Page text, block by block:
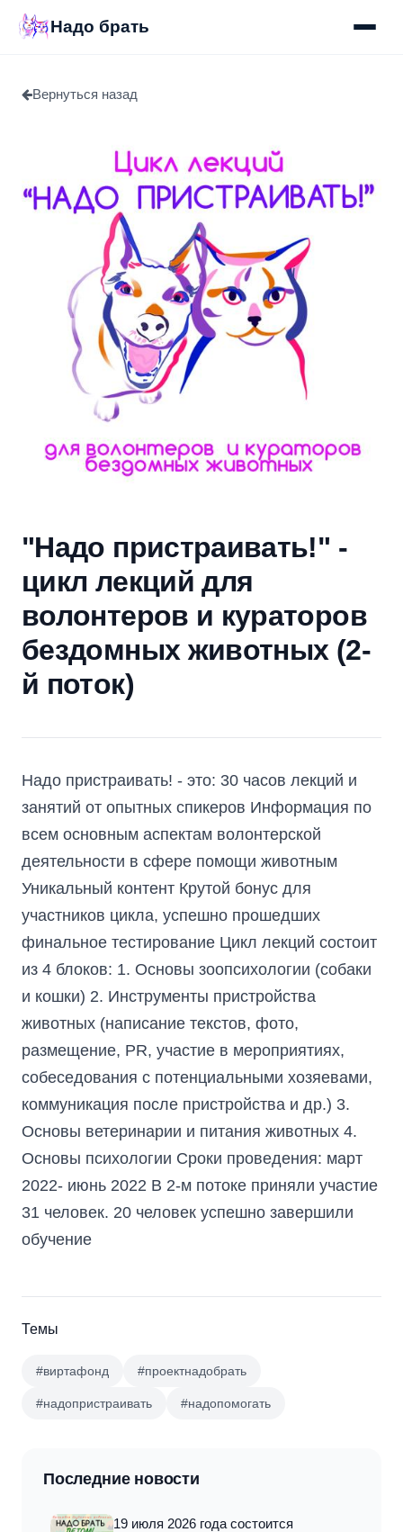
Надо брать
Вернуться назад
"Надо пристраивать!" -
цикл лекций для
волонтеров и кураторов
бездомных животных (2-
й поток)
Надо пристраивать! - это: 30 часов лекций и
занятий от опытных спикеров Информация по
всем основным аспектам волонтерской
деятельности в сфере помощи животным
Уникальный контент Крутой бонус для
участников цикла, успешно прошедших
финальное тестирование Цикл лекций состоит
из 4 блоков: 1. Основы зоопсихологии (собаки
и кошки) 2. Инструменты пристройства
животных (написание текстов, фото,
размещение, PR, участие в мероприятиях,
собеседования с потенциальными хозяевами,
коммуникация после пристройства и др.) 3.
Основы ветеринарии и питания животных 4.
Основы психологии Сроки проведения: март
2022- июнь 2022 В 2-м потоке приняли участие
31 человек. 20 человек успешно завершили
обучение
Темы
#виртафонд #проектнадобрать
#надопристраивать #надопомогать
Последние новости
19 июля 2026 года состоится